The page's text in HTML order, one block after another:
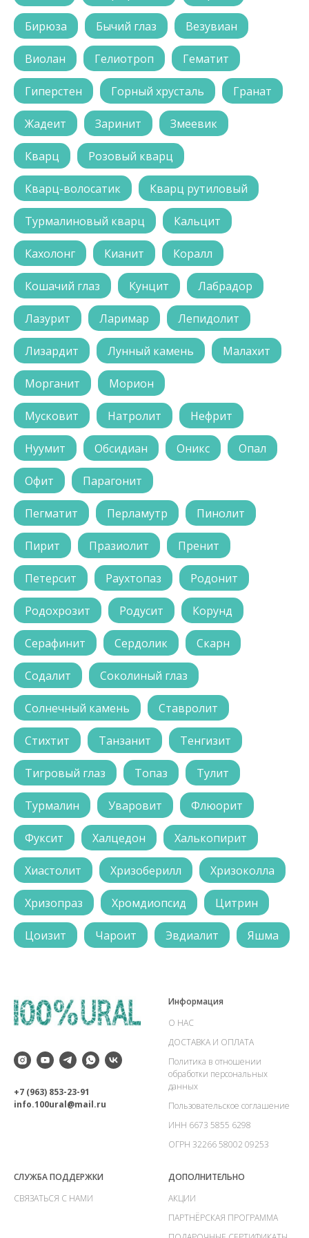
Бирюза Бычий глаз Везувиан
Виолан Гелиотроп Гематит
Гиперстен Горный хрусталь Гранат
Жадеит Заринит Змеевик
Кварц Розовый кварц
Кварц-волосатик Кварц рутиловый
Турмалиновый кварц Кальцит
Кахолонг Кианит Коралл
Кошачий глаз Кунцит Лабрадор
Лазурит Ларимар Лепидолит
Лизардит Лунный камень Малахит
Морганит Морион
Мусковит Натролит Нефрит
Нуумит Обсидиан Оникс Опал
Офит Парагонит
Пегматит Перламутр Пинолит
Пирит Празиолит Пренит
Петерсит Раухтопаз Родонит
Родохрозит Родусит Корунд
Серафинит Сердолик Скарн
Содалит Соколиный глаз
Солнечный камень Ставролит
Стихтит Танзанит Тенгизит
Тигровый глаз Топаз Тулит
Турмалин Уваровит Флюорит
Фуксит Халцедон Халькопирит
Хиастолит Хризоберилл Хризоколла
Хризопраз Хромдиопсид Цитрин
Цоизит Чароит Эвдиалит Яшма
+7 (963) 853-23-91
info.100ural@mail.ru
Информация
О НАС
ДОСТАВКА И ОПЛАТА
Политика в отношении
обработки персональных
данных
Пользовательское соглашение
ИНН 6673 5855 6298
ОГРН 32266 58002 09253
СЛУЖБА ПОДДЕРЖКИ
СВЯЗАТЬСЯ С НАМИ
ДОПОЛНИТЕЛЬНО
АКЦИИ
ПАРТНЁРСКАЯ ПРОГРАММА